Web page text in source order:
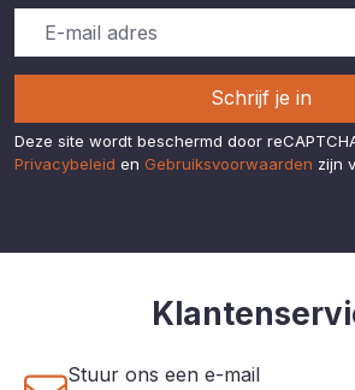
Schrijf je in
Deze site wordt beschermd door
Privacybeleid en Gebruiksvoorwaarden zijn
Stuur ons een e-mail